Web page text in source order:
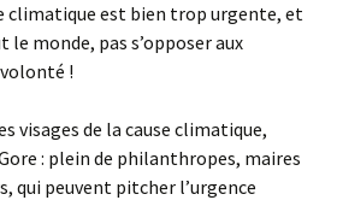
climatique est bien trop urgente, et
monde, pas s’opposer aux
!
visages de la cause climatique,
: plein de philanthropes, maires
qui peuvent pitcher l’urgence